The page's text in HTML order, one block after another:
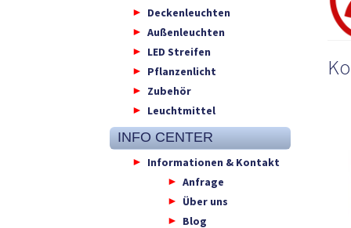
Deckenleuchten
Außenleuchten
LED Streifen
Pflanzenlicht
Zubehör
Leuchtmittel
INFO CENTER
Informationen & Kontakt
Anfrage
Über uns
Blog